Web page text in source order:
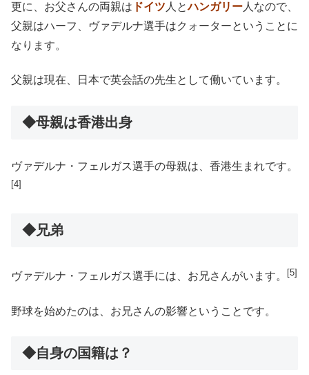
更に、お父さんの両親は ドイツ 人とハンガリー 人なので、
父親はハーフ、ヴァデルナ選手はクォーターということに
なります。
父親は現在、日本で英会話の先生として働いています。
◆母親は香港出身
ヴァデルナ・フェルガス選手の母親は、香港生まれです。
[4]
◆兄弟
ヴァデルナ・フェルガス選手には、お兄さんがいます。 [5]
野球を始めたのは、お兄さんの影響ということです。
◆自身の国籍は？